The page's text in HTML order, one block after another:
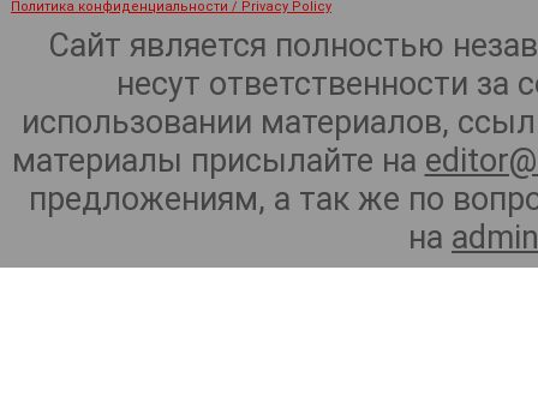
Политика конфиденциальности / Privacy Policy
Сайт является полностью
несут ответственности
использовании материалов,
материалы присылайте на
предложениям, а так же по
на